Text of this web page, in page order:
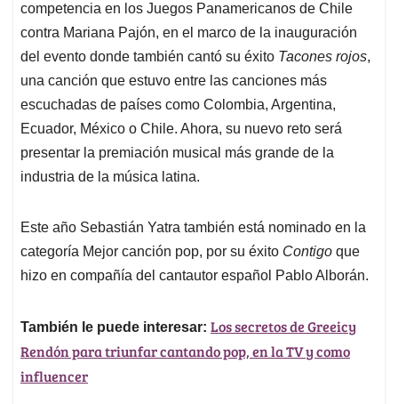
competencia en los Juegos Panamericanos de Chile
contra Mariana Pajón, en el marco de la inauguración
del evento donde también cantó su éxito Tacones rojos,
una canción que estuvo entre las canciones más
escuchadas de países como Colombia, Argentina,
Ecuador, México o Chile. Ahora, su nuevo reto será
presentar la premiación musical más grande de la
industria de la música latina.
Este año Sebastián Yatra también está nominado en la
categoría Mejor canción pop, por su éxito Contigo que
hizo en compañía del cantautor español Pablo Alborán.
También le puede interesar: Los secretos de Greeicy
Rendón para triunfar cantando pop, en la TV y como
influencer